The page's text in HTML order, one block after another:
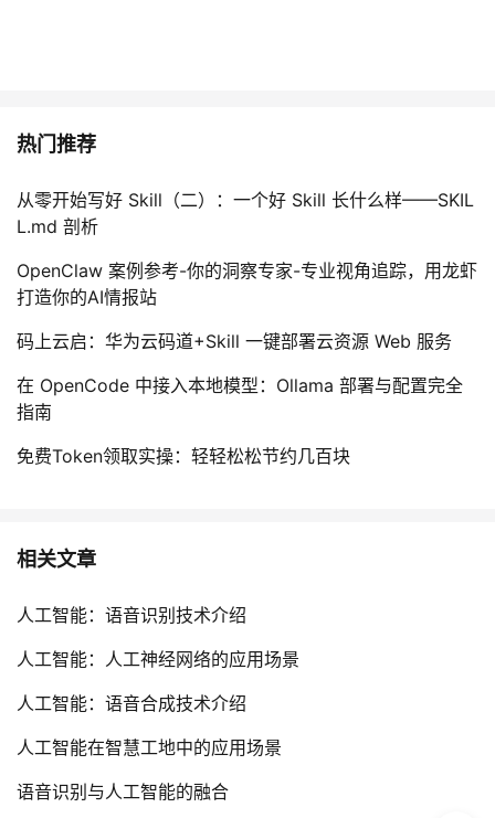
热门推荐
从零开始写好 Skill（二）：一个好 Skill 长什么样——SKIL
L.md 剖析
OpenClaw 案例参考-你的洞察专家-专业视角追踪，用龙虾
打造你的AI情报站
码上云启：华为云码道+Skill 一键部署云资源 Web 服务
在 OpenCode 中接入本地模型：Ollama 部署与配置完全
指南
免费Token领取实操：轻轻松松节约几百块
相关文章
人工智能：语音识别技术介绍
人工智能：人工神经网络的应用场景
人工智能：语音合成技术介绍
人工智能在智慧工地中的应用场景
语音识别与人工智能的融合